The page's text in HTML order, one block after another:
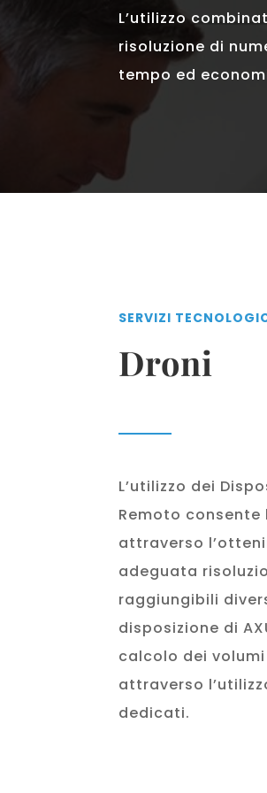
L’utilizzo
risoluzione di
tempo ed
SERVIZI
Droni
L’utilizzo dei
Remoto consente
attraverso
adeguata
raggiungibili
disposizione di
calcolo dei
attraverso
dedicati.